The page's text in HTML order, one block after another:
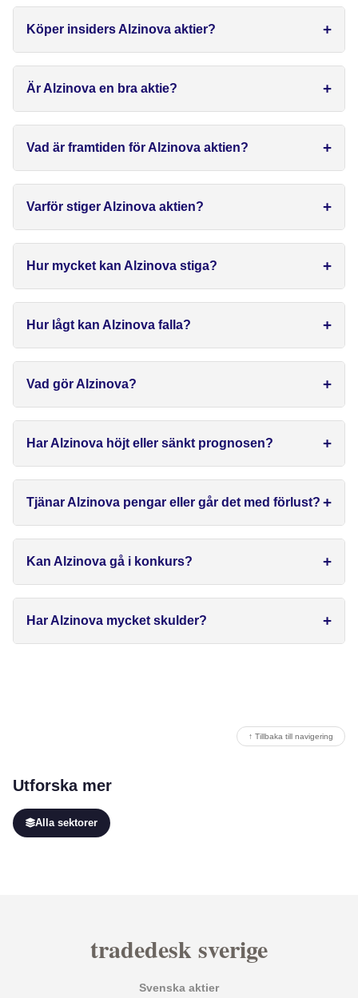
Köper insiders Alzinova aktier?
Är Alzinova en bra aktie?
Vad är framtiden för Alzinova aktien?
Varför stiger Alzinova aktien?
Hur mycket kan Alzinova stiga?
Hur lågt kan Alzinova falla?
Vad gör Alzinova?
Har Alzinova höjt eller sänkt prognosen?
Tjänar Alzinova pengar eller går det med förlust?
Kan Alzinova gå i konkurs?
Har Alzinova mycket skulder?
↑ Tillbaka till navigering
Utforska mer
Alla sektorer
tradedesk sverige
Svenska aktier